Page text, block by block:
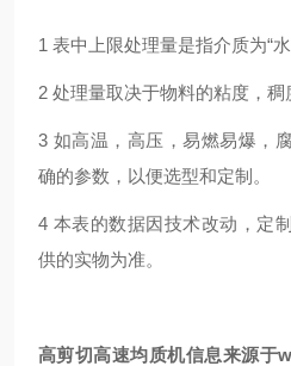
1 表中上限处理量是指介质为“水
2 处理量取决于物料的粘度，稠
3 如高温，高压，易燃易爆，
确的参数，以便选型和定制。
4 本表的数据因技术改动，定
供的实物为准。
高剪切高速均质机信息来源于